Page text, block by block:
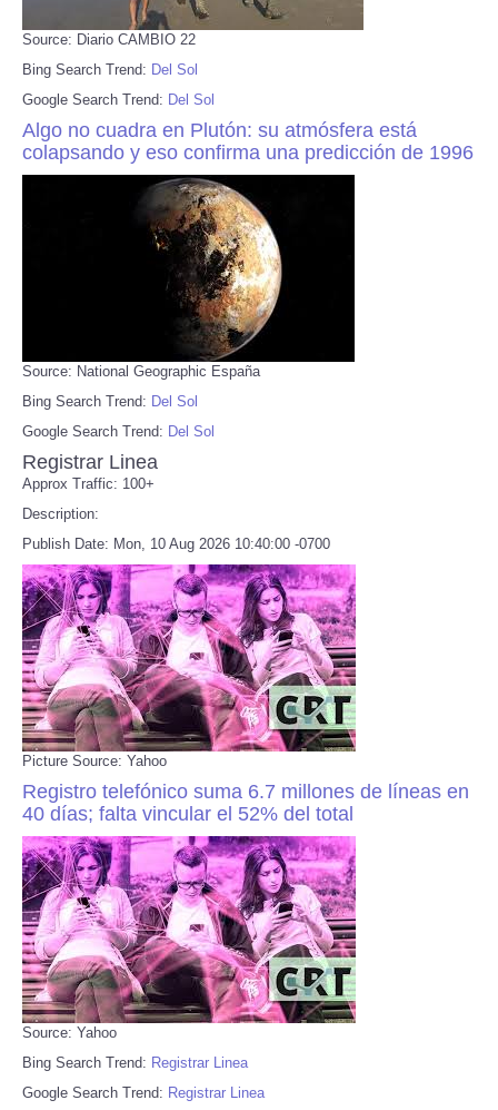
Source: Diario CAMBIO 22
Bing Search Trend: Del Sol
Google Search Trend: Del Sol
Algo no cuadra en Plutón: su atmósfera está
colapsando y eso confirma una predicción de 1996
Source: National Geographic España
Bing Search Trend: Del Sol
Google Search Trend: Del Sol
Registrar Linea
Approx Traffic: 100+
Description:
Publish Date: Mon, 10 Aug 2026 10:40:00 -0700
Picture Source: Yahoo
Registro telefónico suma 6.7 millones de líneas en
40 días; falta vincular el 52% del total
Source: Yahoo
Bing Search Trend: Registrar Linea
Google Search Trend: Registrar Linea